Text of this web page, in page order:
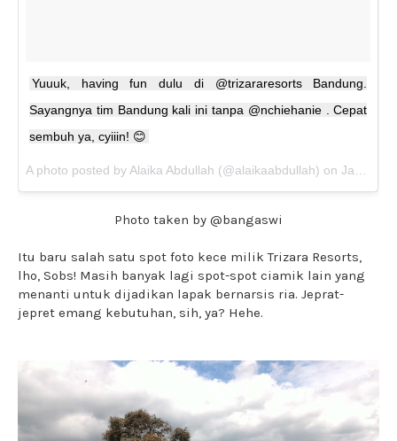
Yuuuk, having fun dulu di @trizararesorts Bandung.
Sayangnya tim Bandung kali ini tanpa @nchiehanie . Cepat
sembuh ya, cyiiin! 😊
A photo posted by Alaika Abdullah (@alaikaabdullah) on Jan 7, 2017 at 9:43pm PST
Photo taken by @bangaswi
Itu baru salah satu spot foto kece milik Trizara Resorts,
lho, Sobs! Masih banyak lagi spot-spot ciamik lain yang
menanti untuk dijadikan lapak bernarsis ria. Jeprat-
jepret emang kebutuhan, sih, ya? Hehe.